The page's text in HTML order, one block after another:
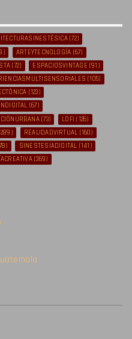
(72)
ARTEYTECNOLOGÍA (67)
(72) ESPACIOSVINTAGE (91)
(105)
(123)
(67)
(73) LOFI (126)
REALIDADVIRTUAL (160)
SINESTESIADIGITAL (141)
(369)